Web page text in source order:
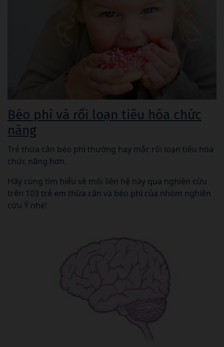
Béo phì và rối loạn tiêu hóa chức
năng
Trẻ thừa cân béo phì thường hay mắc rối loạn tiêu hóa
chức năng hơn.
Hãy cùng tìm hiểu về mối liên hệ này qua nghiên cứu
trên 103 trẻ em thừa cân và béo phì của nhóm nghiên
cứu Ý nhé!